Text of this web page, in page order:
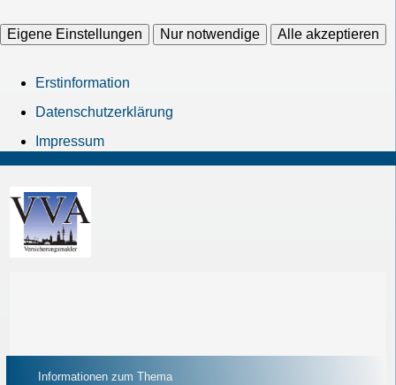
Eigene Einstellungen Nur notwendige Alle akzeptieren
Erstinformation
Datenschutzerklärung
Impressum
Informationen zum Thema